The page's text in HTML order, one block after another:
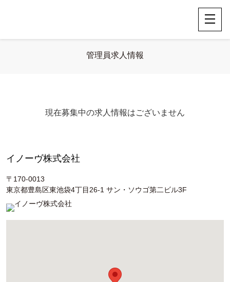
管理員求人情報
現在募集中の求人情報はございません
イノーヴ株式会社
〒170-0013
東京都豊島区東池袋4丁目26-1 サン・ソウゴ第二ビル3F